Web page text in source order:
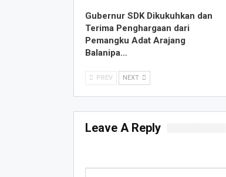
Gubernur SDK Dikukuhkan dan
Terima Penghargaan dari
Pemangku Adat Arajang
Balanipa…
PREV NEXT
Leave A Reply